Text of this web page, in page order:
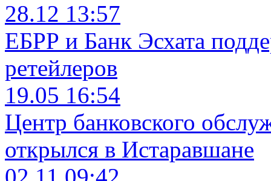
28.12 13:57
ЕБРР и Банк Эсхата
ретейлеров
19.05 16:54
Центр банковского
открылся в Истаравшане